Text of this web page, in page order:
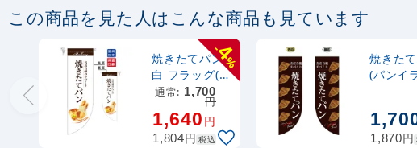
この商品を見た人はこんな商品も見ています
-
4
%
焼きたてパン
白 フラッグ(遮
光・両面印刷)
通常:1,700
円
1,640円
1,804円 税込
焼きた
(パンイ
(69415)
1,870円